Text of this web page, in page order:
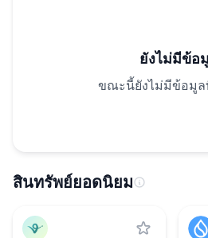
ยังไม่มีข้อ
ขณะนี้ยังไม่มีข้อมูล
สินทรัพย์ยอดนิยม